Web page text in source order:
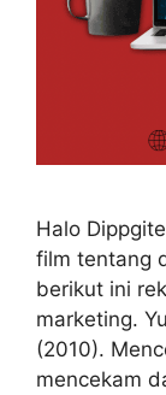
Halo
film tentang
berikut ini
marketing.
(2010).
mencekam